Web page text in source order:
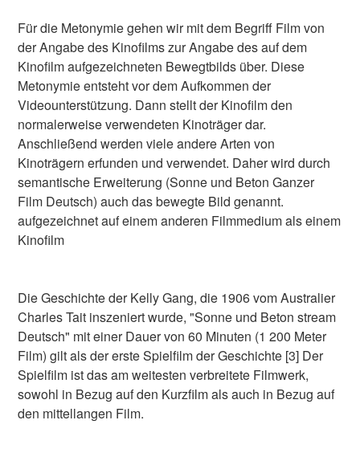
Für die Metonymie gehen wir mit dem Begriff Film von
der Angabe des Kinofilms zur Angabe des auf dem
Kinofilm aufgezeichneten Bewegtbilds über. Diese
Metonymie entsteht vor dem Aufkommen der
Videounterstützung. Dann stellt der Kinofilm den
normalerweise verwendeten Kinoträger dar.
Anschließend werden viele andere Arten von
Kinoträgern erfunden und verwendet. Daher wird durch
semantische Erweiterung (Sonne und Beton Ganzer
Film Deutsch) auch das bewegte Bild genannt.
aufgezeichnet auf einem anderen Filmmedium als einem
Kinofilm
Die Geschichte der Kelly Gang, die 1906 vom Australier
Charles Tait inszeniert wurde, "Sonne und Beton stream
Deutsch" mit einer Dauer von 60 Minuten (1 200 Meter
Film) gilt als der erste Spielfilm der Geschichte [3] Der
Spielfilm ist das am weitesten verbreitete Filmwerk,
sowohl in Bezug auf den Kurzfilm als auch in Bezug auf
den mittellangen Film.